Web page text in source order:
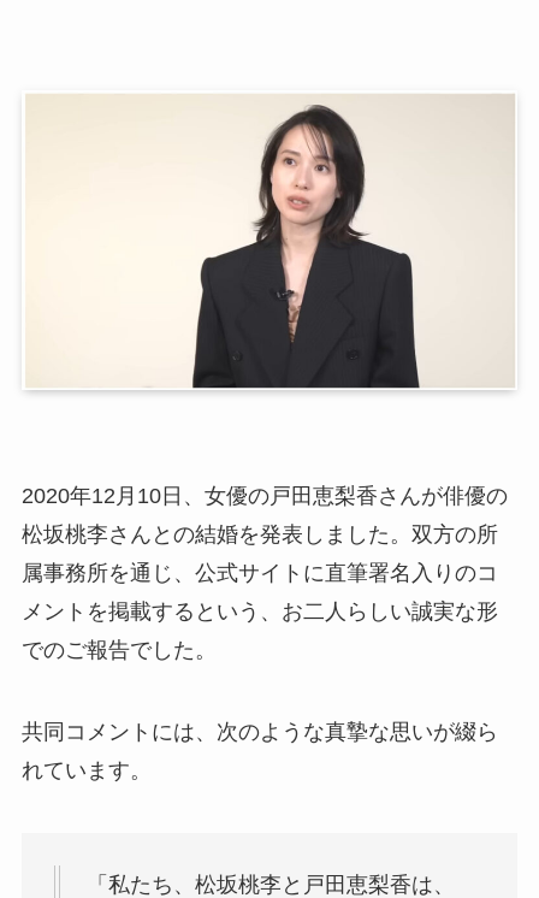
2020年12月10日、女優の戸田恵梨香さんが俳優の
松坂桃李さんとの結婚を発表しました。双方の所
属事務所を通じ、公式サイトに直筆署名入りのコ
メントを掲載するという、お二人らしい誠実な形
でのご報告でした。
共同コメントには、次のような真摯な思いが綴ら
れています。
「私たち、松坂桃李と戸田恵梨香は、